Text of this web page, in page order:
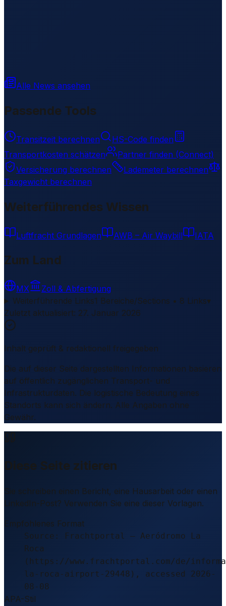
Alle News ansehen
Passende Tools
Transitzeit berechnen
HS-Code finden
Transportkosten schätzen
Partner finden (Connect)
Versicherung berechnen
Lademeter berechnen
Taxgewicht berechnen
Weiterführendes Wissen
Luftfracht Grundlagen AWB – Air Waybill IATA
Zum Land
MX
Zoll & Abfertigung
Weiterführende Links1 Bereiche/Sections • 8 Links▾
Zuletzt aktualisiert: 27. Januar 2026
Inhalt geprüft & redaktionell freigegeben
Die auf dieser Seite dargestellten Informationen basieren
auf öffentlich zugänglichen Transport- und
Infrastrukturdaten. Die logistische Bedeutung eines
Standorts kann sich ändern. Alle Angaben ohne
Gewähr.
Diese Seite zitieren
Sie schreiben einen Bericht, eine Hausarbeit oder einen
LinkedIn-Post? Verwenden Sie eine dieser Vorlagen.
Empfohlenes Format
Source: Frachtportal – Aeródromo La
Roca
(https://www.frachtportal.com/de/
la-roca-airport-29448), accessed 2026-
08-08
APA-Stil